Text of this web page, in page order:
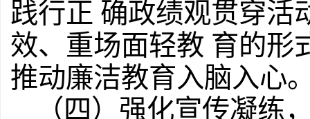
践行正 确政绩观贯穿活
效、重场面轻教 育的形
推动廉洁教育入脑入心
（四）强化宣传凝练